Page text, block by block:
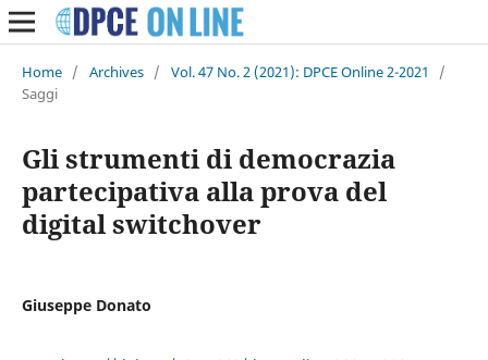
Home / Archives / Vol. 47 No. 2 (2021): DPCE Online 2-2021
/
Saggi
Gli strumenti di democrazia
partecipativa alla prova del
digital switchover
Giuseppe Donato